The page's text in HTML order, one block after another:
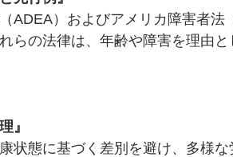
ADEA）およびアメリカ障害者
らの法律は、年齢や障害を理由
』
状態に基づく差別を避け、多様